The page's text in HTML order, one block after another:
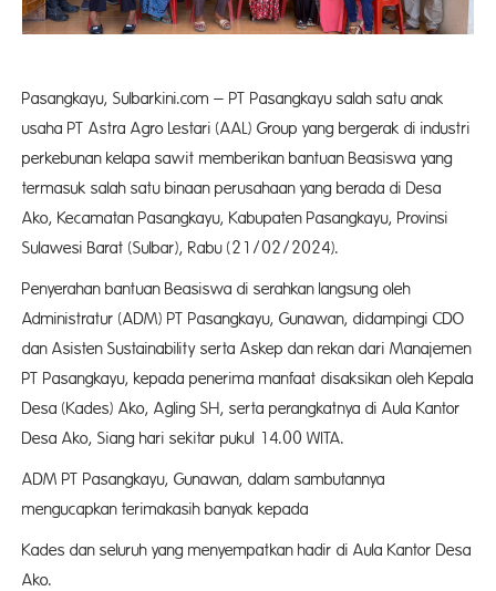
Pasangkayu, Sulbarkini.com – PT Pasangkayu salah satu anak
usaha PT Astra Agro Lestari (AAL) Group yang bergerak di industri
perkebunan kelapa sawit memberikan bantuan Beasiswa yang
termasuk salah satu binaan perusahaan yang berada di Desa
Ako, Kecamatan Pasangkayu, Kabupaten Pasangkayu, Provinsi
Sulawesi Barat (Sulbar), Rabu (21/02/2024).
Penyerahan bantuan Beasiswa di serahkan langsung oleh
Administratur (ADM) PT Pasangkayu, Gunawan, didampingi CDO
dan Asisten Sustainability serta Askep dan rekan dari Manajemen
PT Pasangkayu, kepada penerima manfaat disaksikan oleh Kepala
Desa (Kades) Ako, Agling SH, serta perangkatnya di Aula Kantor
Desa Ako, Siang hari sekitar pukul 14.00 WITA.
ADM PT Pasangkayu, Gunawan, dalam sambutannya
mengucapkan terimakasih banyak kepada
Kades dan seluruh yang menyempatkan hadir di Aula Kantor Desa
Ako.